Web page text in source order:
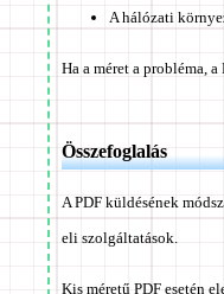
A hálózati
Ha a méret a probléma,
Összefoglalás
A PDF küldésének
eli szolgáltatások.
Kis méretű PDF esetén